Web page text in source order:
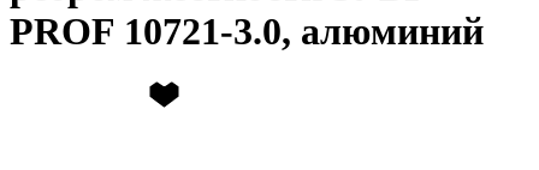
PROF 10721-3.0, алюминий